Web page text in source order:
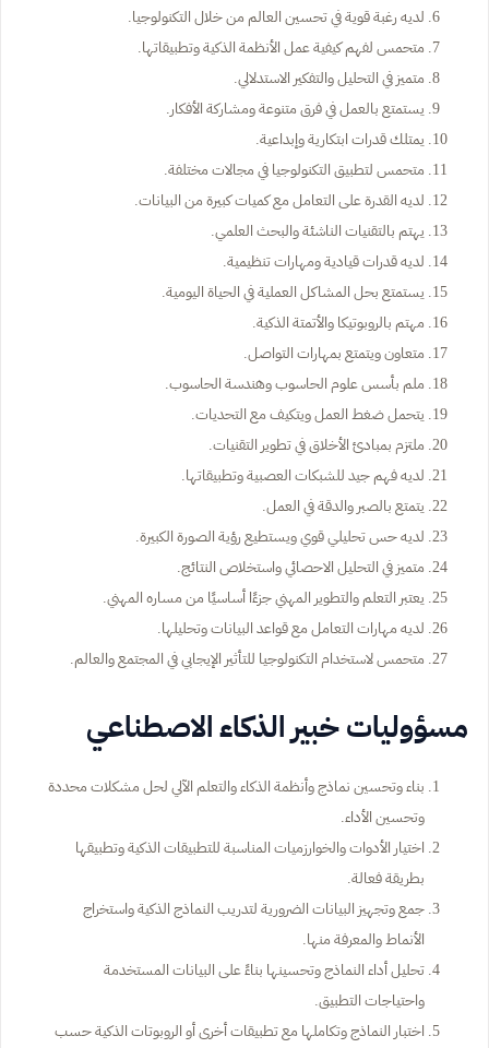
لديه رغبة قوية في تحسين العالم من خلال التكنولوجيا.
متحمس لفهم كيفية عمل الأنظمة الذكية وتطبيقاتها.
متميز في التحليل والتفكير الاستدلالي.
يستمتع بالعمل في فرق متنوعة ومشاركة الأفكار.
يمتلك قدرات ابتكارية وإبداعية.
متحمس لتطبيق التكنولوجيا في مجالات مختلفة.
لديه القدرة على التعامل مع كميات كبيرة من البيانات.
يهتم بالتقنيات الناشئة والبحث العلمي.
لديه قدرات قيادية ومهارات تنظيمية.
يستمتع بحل المشاكل العملية في الحياة اليومية.
مهتم بالروبوتيكا والأتمتة الذكية.
متعاون ويتمتع بمهارات التواصل.
ملم بأسس علوم الحاسوب وهندسة الحاسوب.
يتحمل ضغط العمل ويتكيف مع التحديات.
ملتزم بمبادئ الأخلاق في تطوير التقنيات.
لديه فهم جيد للشبكات العصبية وتطبيقاتها.
يتمتع بالصبر والدقة في العمل.
لديه حس تحليلي قوي ويستطيع رؤية الصورة الكبيرة.
متميز في التحليل الاحصائي واستخلاص النتائج.
يعتبر التعلم والتطوير المهني جزءًا أساسيًا من مساره المهني.
لديه مهارات التعامل مع قواعد البيانات وتحليلها.
متحمس لاستخدام التكنولوجيا للتأثير الإيجابي في المجتمع والعالم.
مسؤوليات خبير الذكاء الاصطناعي
بناء وتحسين نماذج وأنظمة الذكاء والتعلم الآلي لحل مشكلات محددة
وتحسين الأداء.
اختيار الأدوات والخوارزميات المناسبة للتطبيقات الذكية وتطبيقها
بطريقة فعالة.
جمع وتجهيز البيانات الضرورية لتدريب النماذج الذكية واستخراج
الأنماط والمعرفة منها.
تحليل أداء النماذج وتحسينها بناءً على البيانات المستخدمة
واحتياجات التطبيق.
اختبار النماذج وتكاملها مع تطبيقات أخرى أو الروبوتات الذكية حسب